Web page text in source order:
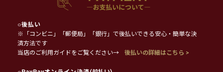
○後払い
※「コンビニ」「郵便局」「銀行」で後払いできる安心・簡単な決
済方法です
当店のご利用ガイドをご覧ください→
後払いの詳細はこちら >